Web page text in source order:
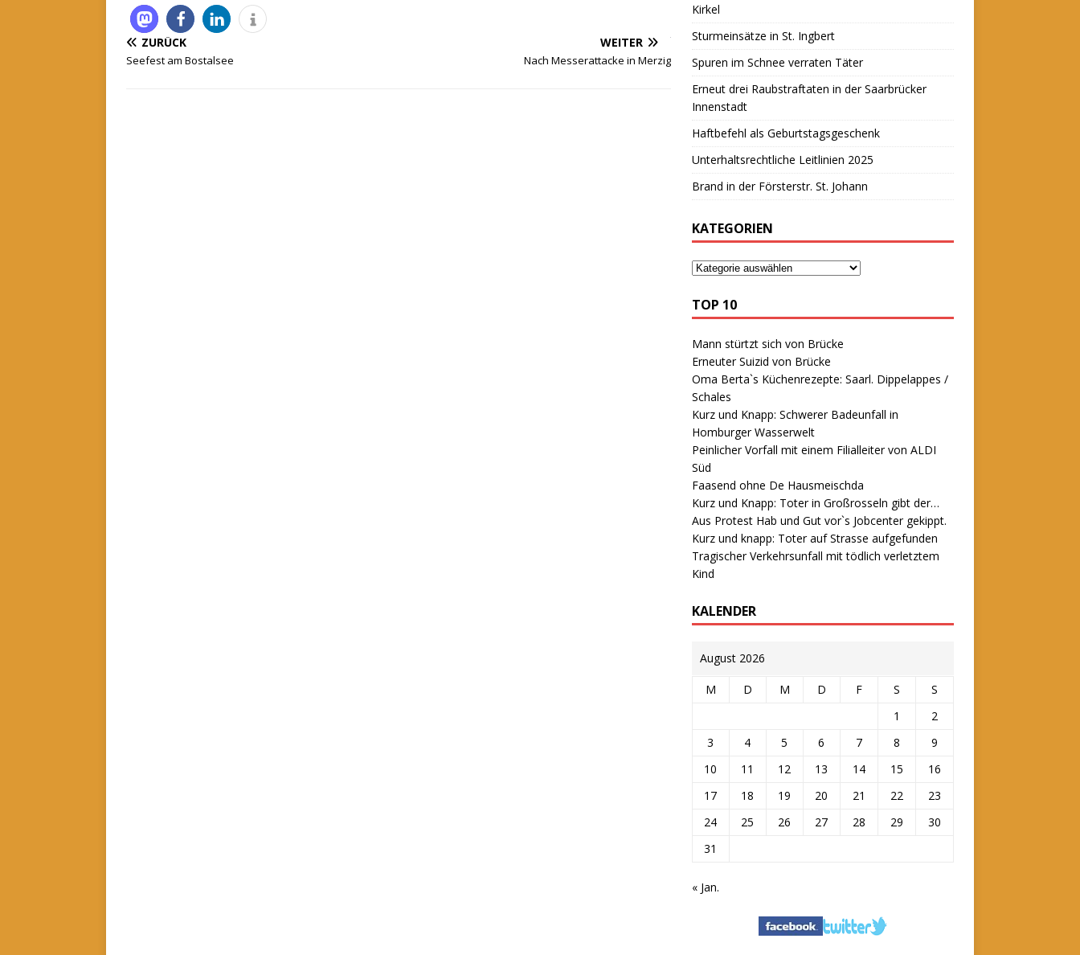
ZURÜCK
Seefest am Bostalsee
WEITER
Nach Messerattacke in Merzig
Kirkel
Sturmeinsätze in St. Ingbert
Spuren im Schnee verraten Täter
Erneut drei Raubstraftaten in der Saarbrücker
Innenstadt
Haftbefehl als Geburtstagsgeschenk
Unterhaltsrechtliche Leitlinien 2025
Brand in der Försterstr. St. Johann
KATEGORIEN
TOP 10
Mann stürtzt sich von Brücke
Erneuter Suizid von Brücke
Oma Berta`s Küchenrezepte: Saarl. Dippelappes /
Schales
Kurz und Knapp: Schwerer Badeunfall in
Homburger Wasserwelt
Peinlicher Vorfall mit einem Filialleiter von ALDI
Süd
Faasend ohne De Hausmeischda
Kurz und Knapp: Toter in Großrosseln gibt der…
Aus Protest Hab und Gut vor`s Jobcenter gekippt.
Kurz und knapp: Toter auf Strasse aufgefunden
Tragischer Verkehrsunfall mit tödlich verletztem
Kind
KALENDER
August 2026
M D M D F S
S
1
2
3
4 5 6 7 8
9
10
11 12 13 14 15
16
17
18 19 20 21 22
23
24
25 26 27 28 29
30
31
« Jan.